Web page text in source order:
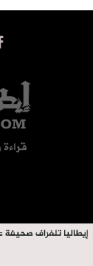
إيطاليا تلغراف